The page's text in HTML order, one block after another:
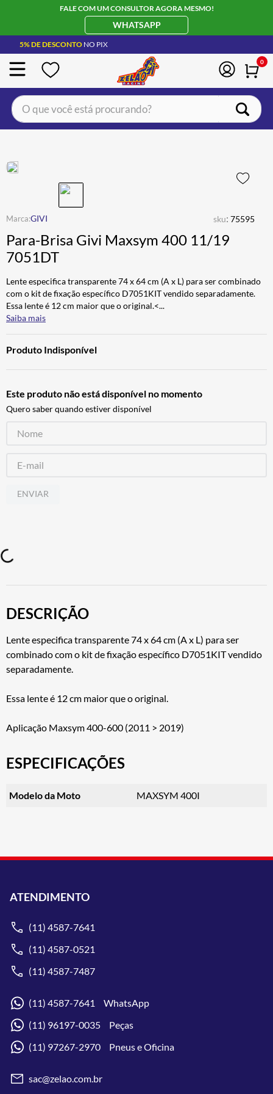
FALE COM UM CONSULTOR AGORA MESMO!
WHATSAPP
5% DE DESCONTO NO PIX
0
O que você está procurando?
GIVI sku: 75595
Para-Brisa Givi Maxsym 400 11/19
7051DT
Lente especifica transparente 74 x 64 cm (A x L) para ser combinado
com o kit de fixação específico D7051KIT vendido separadamente.
Essa lente é 12 cm maior que o original.<...
Saiba mais
Produto Indisponível
Este produto não está disponível no momento
Quero saber quando estiver disponível
ENVIAR
DESCRIÇÃO
Lente especifica transparente 74 x 64 cm (A x L) para ser
combinado com o kit de fixação específico D7051KIT vendido
separadamente.
Essa lente é 12 cm maior que o original.
Aplicação Maxsym 400-600 (2011 > 2019)
ESPECIFICAÇÕES
Modelo da Moto MAXSYM 400I
ATENDIMENTO
(11) 4587-7641
(11) 4587-0521
(11) 4587-7487
(11) 4587-7641 WhatsApp
(11) 96197-0035 Peças
(11) 97267-2970 Pneus e Oficina
sac@zelao.com.br
JAQUETA
4º ÓCULOS SOLAR
5º LUVA
6º BAU
7º ALPINESTAR
8º CALÇA
9º BOTAS
10º AIROH